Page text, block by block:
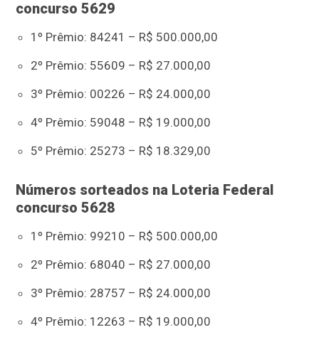
concurso 5629
1º Prêmio: 84241 – R$ 500.000,00
2º Prêmio: 55609 – R$ 27.000,00
3º Prêmio: 00226 – R$ 24.000,00
4º Prêmio: 59048 – R$ 19.000,00
5º Prêmio: 25273 – R$ 18.329,00
Números sorteados na Loteria Federal
concurso 5628
1º Prêmio: 99210 – R$ 500.000,00
2º Prêmio: 68040 – R$ 27.000,00
3º Prêmio: 28757 – R$ 24.000,00
4º Prêmio: 12263 – R$ 19.000,00